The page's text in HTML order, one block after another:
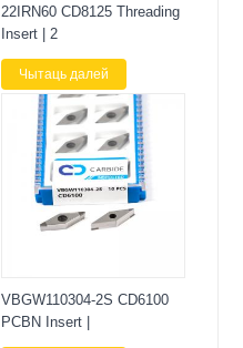
22IRN60 CD8125 Threading
Insert | 2
Чытаць далей
VBGW110304-2S CD6100
PCBN Insert |